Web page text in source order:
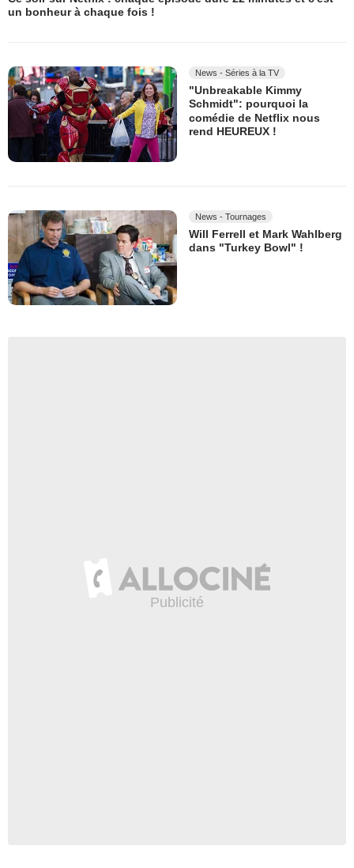
un bonheur à chaque fois !
News - Séries à la TV
"Unbreakable Kimmy
Schmidt": pourquoi la
comédie de Netflix nous
rend HEUREUX !
News - Tournages
Will Ferrell et Mark Wahlberg
dans "Turkey Bowl" !